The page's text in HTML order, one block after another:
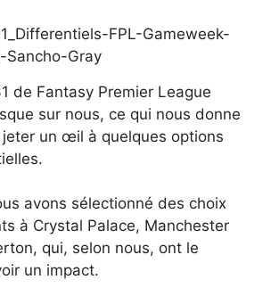
de Fantasy Premier League
sur nous, ce qui nous donne
jeter un œil à quelques options
avons sélectionné des choix
à Crystal Palace, Manchester
qui, selon nous, ont le
un impact.